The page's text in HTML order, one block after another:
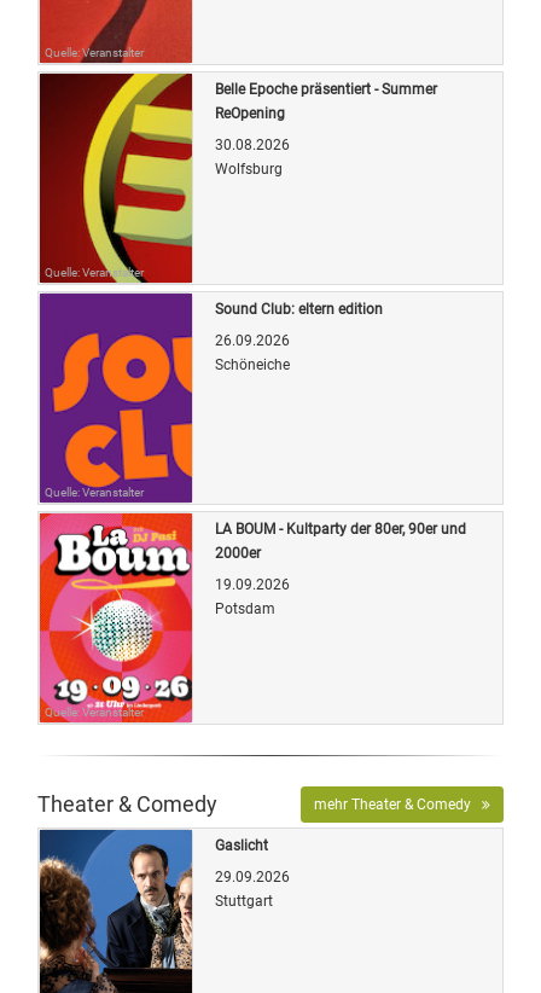
Quelle: Veranstalter
Quelle: Veranstalter
Belle Epoche präsentiert - Summer
ReOpening
30.08.2026
Wolfsburg
Quelle: Veranstalter
Sound Club: eltern edition
26.09.2026
Schöneiche
Quelle: Veranstalter
LA BOUM - Kultparty der 80er, 90er und
2000er
19.09.2026
Potsdam
Theater & Comedy mehr Theater & Comedy
Gaslicht
29.09.2026
Stuttgart